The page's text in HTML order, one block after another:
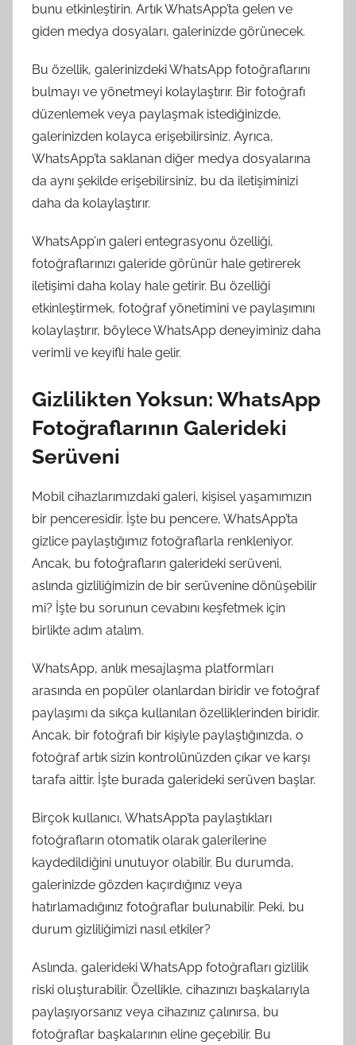
bunu etkinleştirin. Artık WhatsApp’ta gelen ve
giden medya dosyaları, galerinizde görünecek.
Bu özellik, galerinizdeki WhatsApp fotoğraflarını
bulmayı ve yönetmeyi kolaylaştırır. Bir fotoğrafı
düzenlemek veya paylaşmak istediğinizde,
galerinizden kolayca erişebilirsiniz. Ayrıca,
WhatsApp’ta saklanan diğer medya dosyalarına
da aynı şekilde erişebilirsiniz, bu da iletişiminizi
daha da kolaylaştırır.
WhatsApp’ın galeri entegrasyonu özelliği,
fotoğraflarınızı galeride görünür hale getirerek
iletişimi daha kolay hale getirir. Bu özelliği
etkinleştirmek, fotoğraf yönetimini ve paylaşımını
kolaylaştırır, böylece WhatsApp deneyiminiz daha
verimli ve keyifli hale gelir.
Gizlilikten Yoksun: WhatsApp
Fotoğraflarının Galerideki
Serüveni
Mobil cihazlarımızdaki galeri, kişisel yaşamımızın
bir penceresidir. İşte bu pencere, WhatsApp’ta
gizlice paylaştığımız fotoğraflarla renkleniyor.
Ancak, bu fotoğrafların galerideki serüveni,
aslında gizliliğimizin de bir serüvenine dönüşebilir
mi? İşte bu sorunun cevabını keşfetmek için
birlikte adım atalım.
WhatsApp, anlık mesajlaşma platformları
arasında en popüler olanlardan biridir ve fotoğraf
paylaşımı da sıkça kullanılan özelliklerinden biridir.
Ancak, bir fotoğrafı bir kişiyle paylaştığınızda, o
fotoğraf artık sizin kontrolünüzden çıkar ve karşı
tarafa aittir. İşte burada galerideki serüven başlar.
Birçok kullanıcı, WhatsApp’ta paylaştıkları
fotoğrafların otomatik olarak galerilerine
kaydedildiğini unutuyor olabilir. Bu durumda,
galerinizde gözden kaçırdığınız veya
hatırlamadığınız fotoğraflar bulunabilir. Peki, bu
durum gizliliğimizi nasıl etkiler?
Aslında, galerideki WhatsApp fotoğrafları gizlilik
riski oluşturabilir. Özellikle, cihazınızı başkalarıyla
paylaşıyorsanız veya cihazınız çalınırsa, bu
fotoğraflar başkalarının eline geçebilir. Bu